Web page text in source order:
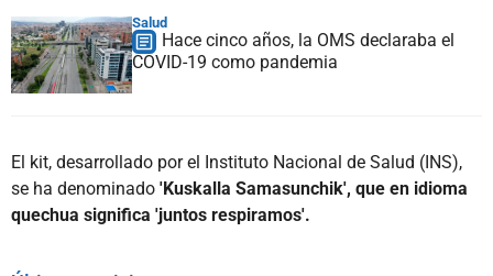
Salud
Hace cinco años, la OMS declaraba el
COVID-19 como pandemia
El kit, desarrollado por el Instituto Nacional de Salud (INS),
se ha denominado 'Kuskalla Samasunchik', que en idioma
quechua significa 'juntos respiramos'.